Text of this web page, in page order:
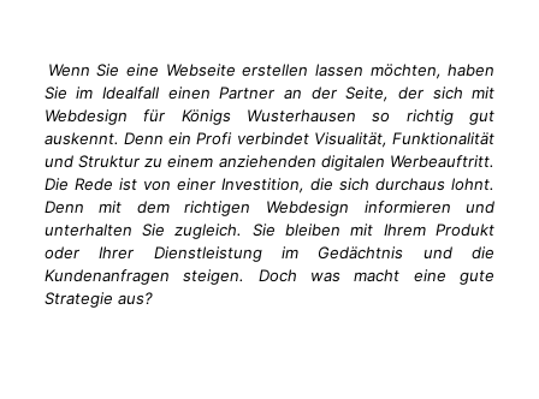
Wenn Sie eine Webseite erstellen lassen möchten, haben
Sie im Idealfall einen Partner an der Seite, der sich mit
Webdesign für Königs Wusterhausen so richtig gut
auskennt. Denn ein Profi verbindet Visualität, Funktionalität
und Struktur zu einem anziehenden digitalen Werbeauftritt.
Die Rede ist von einer Investition, die sich durchaus lohnt.
Denn mit dem richtigen Webdesign informieren und
unterhalten Sie zugleich. Sie bleiben mit Ihrem Produkt
oder Ihrer Dienstleistung im Gedächtnis und die
Kundenanfragen steigen. Doch was macht eine gute
Strategie aus?